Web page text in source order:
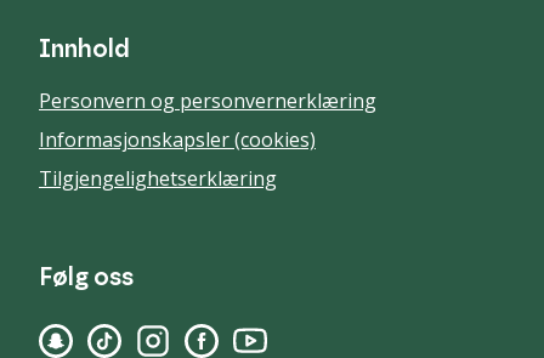
Innhold
Personvern og personvernerklæring
Informasjonskapsler (cookies)
Tilgjengelighetserklæring
Følg oss